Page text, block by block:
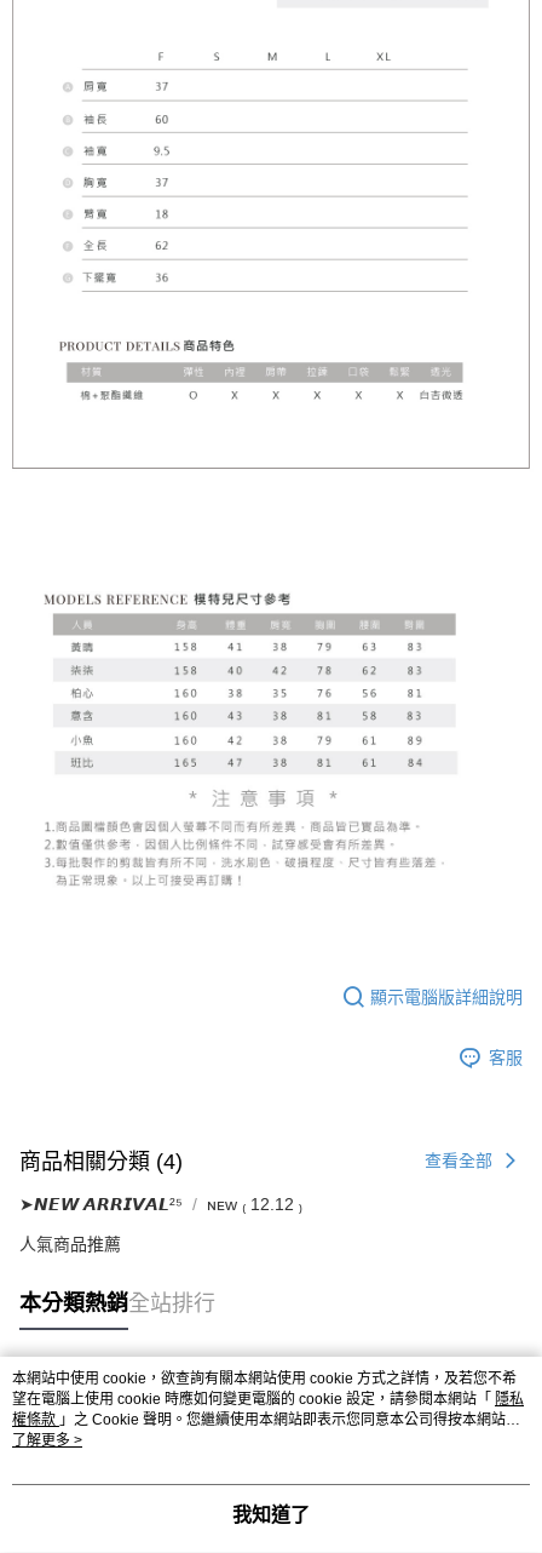
顯示電腦版詳細說明
客服
商品相關分類 (4) 查看全部
➤𝙉𝙀𝙒 𝘼𝙍𝙍𝙄𝙑𝘼𝙇²⁵ ɴᴇᴡ ₍ 12.12 ₎
人氣商品推薦
本分類熱銷全站排行
熱門標籤
本網站中使用 cookie，欲查詢有關本網站使用 cookie 方式之詳情，及若您不希
望在電腦上使用 cookie 時應如何變更電腦的 cookie 設定，請參閱本網站「 隱私
權條款 」之 Cookie 聲明。您繼續使用本網站即表示您同意本公司得按本網站使
用條款之 Cookie 聲明使用 cookie。
了解更多 >
我知道了